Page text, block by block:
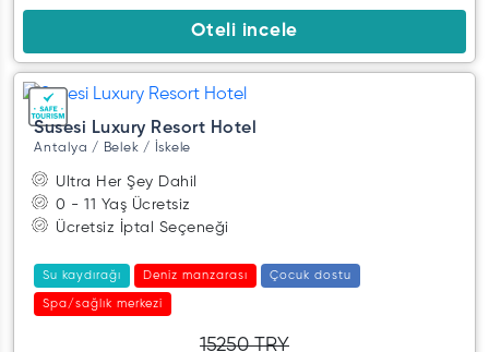
Oteli incele
Susesi Luxury Resort Hotel
Antalya / Belek / İskele
Ultra Her Şey Dahil
0 - 11 Yaş Ücretsiz
Ücretsiz İptal Seçeneği
Su kaydırağı Deniz manzarası Çocuk dostu
Spa/sağlık merkezi
15250 TRY